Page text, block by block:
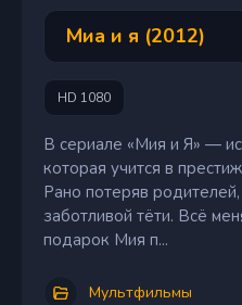
Миа и я (2012)
HD 1080
В сериале «Мия и Я» —
которая учится в
Рано потеряв
заботливой тёти. Всё
подарок Мия п...
Мультфильмы